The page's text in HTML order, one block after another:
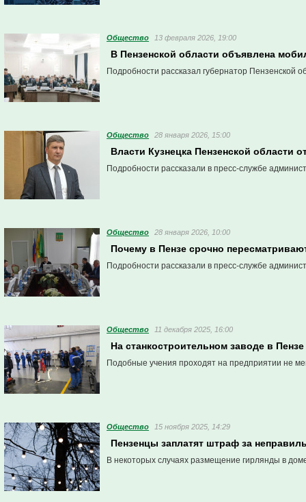
Общество 13 февраля 2026, 19:00
В Пензенской области объявлена
Подробности рассказал губернатор Пензенской
Общество 28 января 2026, 15:00
Власти Кузнецка Пензенской области
Подробности рассказали в пресс-службе
Общество 28 января 2026, 10:00
Почему в Пензе срочно
Подробности рассказали в пресс-службе
Общество 11 декабря 2025, 16:00
На станкостроительном заводе в
Подобные учения проходят на предприятии не
Общество 15 ноября 2025, 14:29
Пензенцы заплатят штраф за
В некоторых случаях размещение гирлянды в